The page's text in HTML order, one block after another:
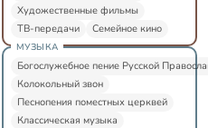
Художественные фильмы
ТВ-передачи
Семейное кино
МУЗЫКА
Богослужебное пение Русской
Колокольный звон
Песнопения поместных церквей
Классическая музыка